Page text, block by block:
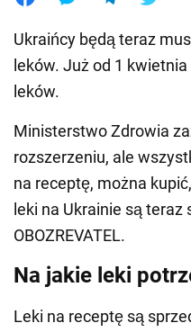
Ukraińcy będą teraz
leków. Już od 1
leków.
Ministerstwo Zdrowia
rozszerzeniu, ale
na receptę, można
leki na Ukrainie są
OBOZREVATEL.
Na jakie leki
Leki na receptę są